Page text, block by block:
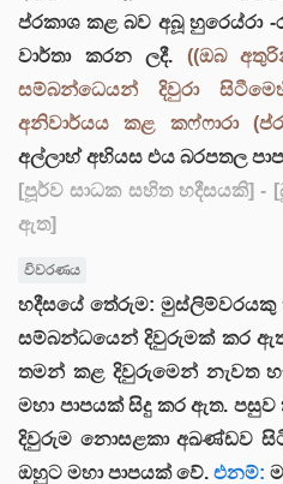
ප්රකාශ කළ බව අබූ හුරෙය්රා
වාර්තා කරන ලදී. ((ඔබ
සම්බන්ධෙයන් දිවුරා
අනිවාර්යය කළ කෆ්ෆාරා
අල්ලාහ් අභියස එය බරපතල
[පූර්ව සාධක සහිත හදීසයකි] -
ඇත]
විවරණය
හදීසයේ තේරුම:
සම්බන්ධයෙන් දිවුරුමක් කර
තමන් කළ දිවුරුමෙන් නැවත
මහා පාපයක් සිදු කර ඇත.
දිවුරුම නොසළකා අඛණ්ඩව
ඔහුට මහා පාපයක් වේ. එනම්: